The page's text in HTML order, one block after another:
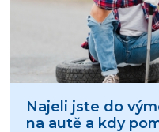
Najeli jste do
na autě a kdy